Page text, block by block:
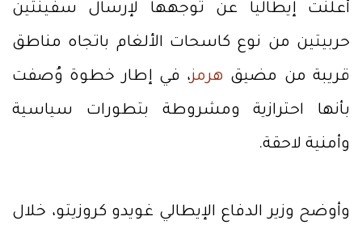
أعلنت إيطاليا عن توجهها لإرسال سفينتين
حربيتين من نوع كاسحات الألغام باتجاه مناطق
قريبة من مضيق هرمز، في إطار خطوة وُصفت
بأنها احترازية ومشروطة بتطورات سياسية
وأمنية لاحقة.
وأوضح وزير الدفاع الإيطالي غويدو كروزيتو، خلال